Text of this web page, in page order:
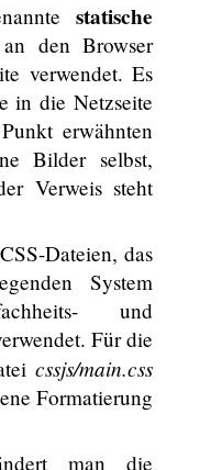
statische
den Browser
verwendet. Es
in die Netzseite
erwähnten
Bilder selbst,
Verweis steht
Dateien, das
System
und
Für die
cssjs/main.css
Formatierung
man die